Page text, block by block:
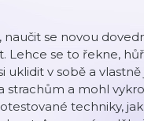
se novou
Lehce se to řekne,
uklidit v sobě a
strachům a mohl
techniky,